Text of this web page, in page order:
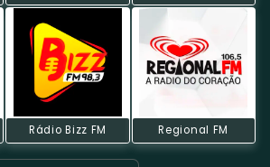
Rádio Bizz FM Regional FM